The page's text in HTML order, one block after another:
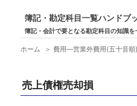
簿記・勘定科目一覧ハンドブ
簿記・会計で要となる勘定科目の知識
ホーム ＞ 費用―営業外費用(五十音順)
売上債権売却損